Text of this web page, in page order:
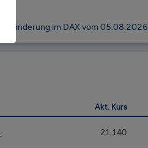
im DAX vom 05.08.2026
Akt. Kurs
21,140